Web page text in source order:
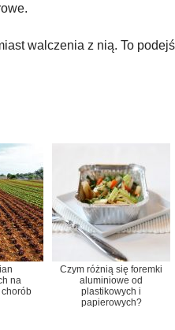
walczenia z nią. To
na
Czym różnią się foremki
aluminiowe od
plastikowych i
papierowych?